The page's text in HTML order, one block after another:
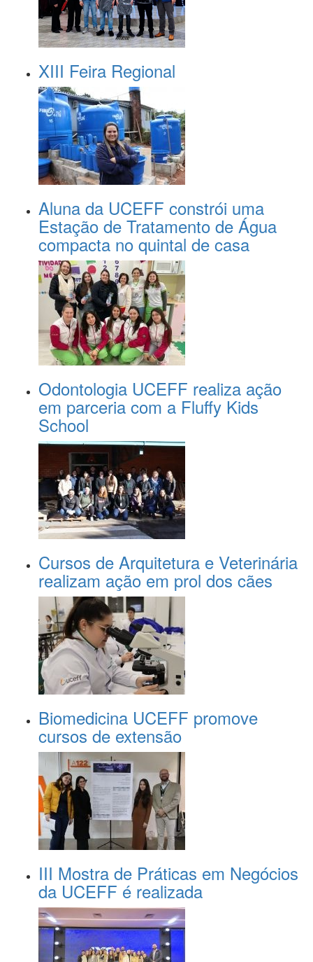
XIII Feira Regional
Aluna da UCEFF constrói uma
Estação de Tratamento de Água
compacta no quintal de casa
Odontologia UCEFF realiza ação
em parceria com a Fluffy Kids
School
Cursos de Arquitetura e Veterinária
realizam ação em prol dos cães
Biomedicina UCEFF promove
cursos de extensão
III Mostra de Práticas em Negócios
da UCEFF é realizada